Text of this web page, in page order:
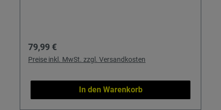
Regulärer Preis:
79,99 €
Preise inkl. MwSt. zzgl. Versandkosten
In den Warenkorb